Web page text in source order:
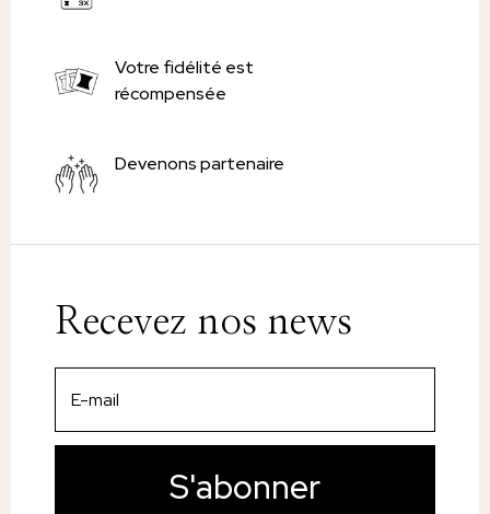
Votre fidélité est
récompensée
Devenons partenaire
Recevez nos news
S'abonner